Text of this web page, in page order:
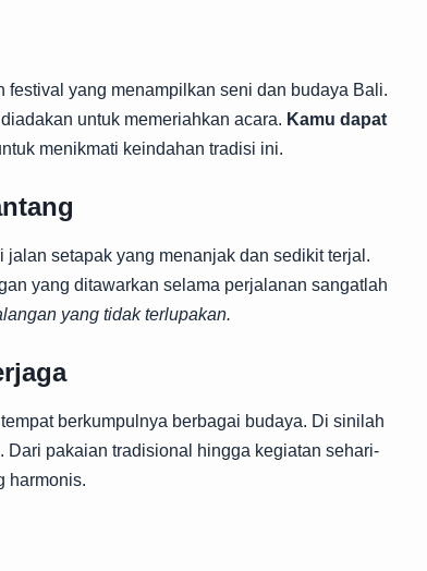
yang menampilkan seni dan budaya Bali.
untuk memeriahkan acara. Kamu dapat
menikmati keindahan tradisi ini.
setapak yang menanjak dan sedikit terjal.
yang ditawarkan selama perjalanan sangatlah
yang tidak terlupakan.
berkumpulnya berbagai budaya. Di sinilah
pakaian tradisional hingga kegiatan sehari-
harmonis.